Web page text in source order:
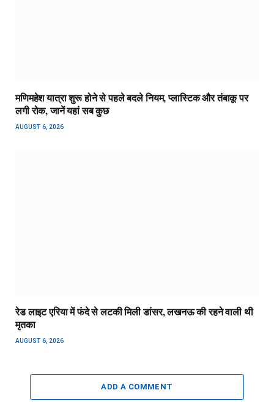
मणिमहेश यात्रा शुरू होने से पहले बदले नियम, प्लास्टिक और तंबाकू पर
लगी रोक, जानें यहां सब कुछ
AUGUST 6, 2026
रेड लाइट एरिया में फंदे से लटकी मिली डांसर, लखनऊ की रहने वाली थी
मृतका
AUGUST 6, 2026
ADD A COMMENT